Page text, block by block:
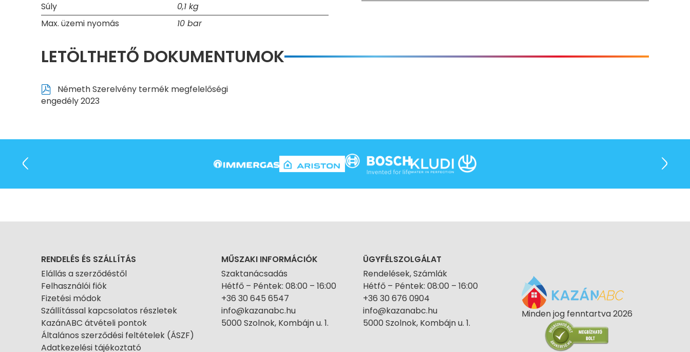
Súly
0,1 kg
Max. üzemi nyomás
10 bar
LETÖLTHETŐ DOKUMENTUMOK
Németh Szerelvény termék megfelelőségi
engedély 2023
RENDELÉS ÉS SZÁLLÍTÁS
Elállás a szerződéstől
Felhasználói fiók
Fizetési módok
Szállítással kapcsolatos részletek
KazánABC átvételi pontok
Általános szerződési feltételek (ÁSZF)
Adatkezelési tájékoztató
MŰSZAKI INFORMÁCIÓK
Szaktanácsadás
Hétfő – Péntek: 08:00 – 16:00
+36 30 645 6547
info@kazanabc.hu
5000 Szolnok, Kombájn u. 1.
ÜGYFÉLSZOLGÁLAT
Rendelések, Számlák
Hétfő – Péntek: 08:00 – 16:00
+36 30 676 0904
info@kazanabc.hu
5000 Szolnok, Kombájn u. 1.
Minden jog fenntartva 2026